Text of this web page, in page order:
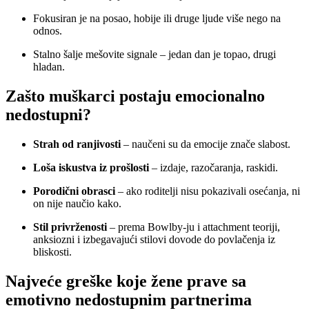
Fokusiran je na posao, hobije ili druge ljude više nego na
odnos.
Stalno šalje mešovite signale – jedan dan je topao, drugi
hladan.
Zašto muškarci postaju emocionalno
nedostupni?
Strah od ranjivosti – naučeni su da emocije znače slabost.
Loša iskustva iz prošlosti – izdaje, razočaranja, raskidi.
Porodični obrasci – ako roditelji nisu pokazivali osećanja, ni
on nije naučio kako.
Stil privrženosti – prema Bowlby-ju i attachment teoriji,
anksiozni i izbegavajući stilovi dovode do povlačenja iz
bliskosti.
Najveće greške koje žene prave sa
emotivno nedostupnim partnerima